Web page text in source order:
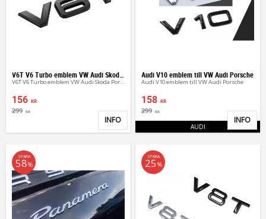
V6T V6 Turbo emblem VW Audi Skoda Porsche
V6T V6 Turbo emblem VW Audi Skoda Porsche
156 KR
299 KR
Lägg till i favoriter
INFO
Audi V10 emblem till VW Audi Porsche
Audi V10 emblem till VW Audi Porsche
158 KR
299 KR
AUDI
INFO
SPARA
58%
SPARA
25 %